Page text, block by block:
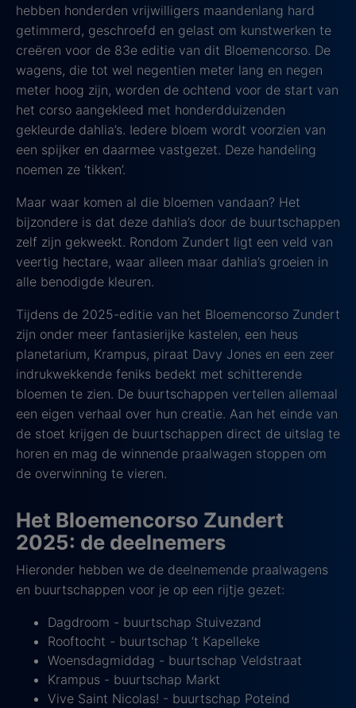
hebben honderden vrijwilligers maandenlang hard
getimmerd, geschroefd en gelast om kunstwerken te
creëren voor de 83e editie van dit Bloemencorso. De
wagens, die tot wel negentien meter lang en negen
meter hoog zijn, worden de ochtend voor de start van
het corso aangekleed met honderdduizenden
gekleurde dahlia’s. Iedere bloem wordt voorzien van
een spijker en daarmee vastgezet. Deze handeling
noemen ze ‘tikken’.
Maar waar komen al die bloemen vandaan? Het
bijzondere is dat deze dahlia’s door de buurtschappen
zelf zijn gekweekt. Rondom Zundert ligt een veld van
veertig hectare, waar alleen maar dahlia’s groeien in
alle benodigde kleuren.
Tijdens de 2025-editie van het Bloemencorso Zundert
zijn onder meer fantasierijke kastelen, een heus
planetarium, Krampus, piraat Davy Jones en een zeer
indrukwekkende feniks bedekt met schitterende
bloemen te zien. De buurtschappen vertellen allemaal
een eigen verhaal over hun creatie. Aan het einde van
de stoet krijgen de buurtschappen direct de uitslag te
horen en mag de winnende praalwagen stoppen om
de overwinning te vieren.
Het Bloemencorso Zundert
2025: de deelnemers
Hieronder hebben we de deelnemende praalwagens
en buurtschappen voor je op een rijtje gezet:
Dagdroom - buurtschap Stuivezand
Rooftocht - buurtschap ‘t Kapelleke
Woensdagmiddag - buurtschap Veldstraat
Krampus - buurtschap Markt
Vive Saint Nicolas! - buurtschap Poteind